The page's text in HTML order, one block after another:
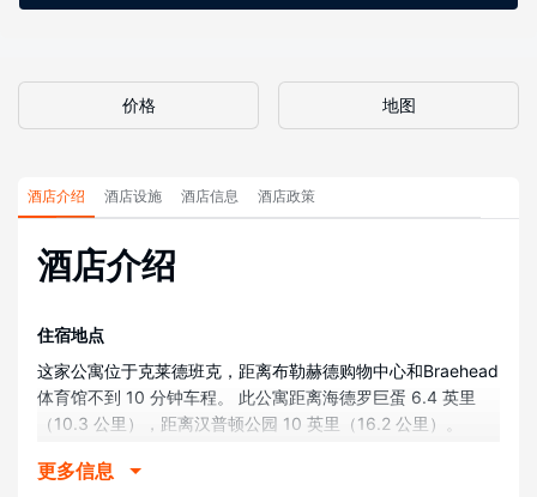
价格 地图
酒店介绍 酒店设施 酒店信息 酒店政策
酒店介绍
住宿地点
这家公寓位于克莱德班克，距离布勒赫德购物中心和Braehead
体育馆不到 10 分钟车程。 此公寓距离海德罗巨蛋 6.4 英里
（10.3 公里），距离汉普顿公园 10 英里（16.2 公里）。
客房
更多信息